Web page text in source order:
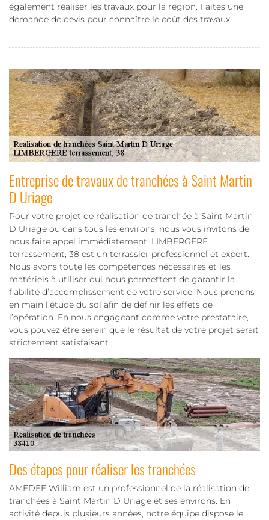
également réaliser les travaux pour la région. Faites une
demande de devis pour connaître le coût des travaux.
Entreprise de travaux de tranchées à Saint Martin
D Uriage
Pour votre projet de réalisation de tranchée à Saint Martin
D Uriage ou dans tous les environs, nous vous invitons de
nous faire appel immédiatement. LIMBERGERE
terrassement, 38 est un terrassier professionnel et expert.
Nous avons toute les compétences nécessaires et les
matériels à utiliser qui nous permettent de garantir la
fiabilité d’accomplissement de votre service. Nous prenons
en main l’étude du sol afin de définir les effets de
l’opération. En nous engageant comme votre prestataire,
vous pouvez être serein que le résultat de votre projet serait
strictement satisfaisant.
Des étapes pour réaliser les tranchées
AMEDEE William est un professionnel de la réalisation de
tranchées à Saint Martin D Uriage et ses environs. En
activité depuis plusieurs années, notre équipe dispose le